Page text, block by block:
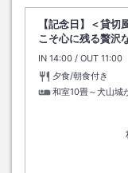
【記念日】＜貸
こそ心に残る贅沢
IN チェックイン
14:00 / OUT チェッ
11:00
夕食/朝食付き
和室10畳～犬山城